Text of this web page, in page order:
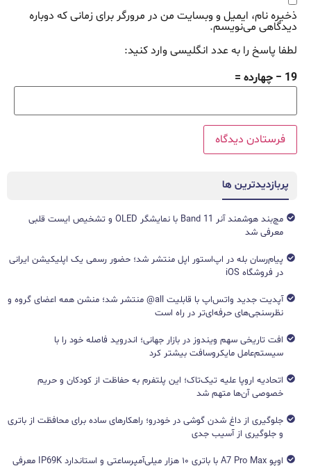
ذخیره نام، ایمیل و وبسایت من در مرورگر برای زمانی که دوباره
دیدگاهی می‌نویسم.
لطفا پاسخ را به عدد انگلیسی وارد کنید:
19 − چهارده =
پربازدیدترین ها
مچ‌بند هوشمند آنر Band 11 با نمایشگر OLED و تشخیص ایست قلبی
معرفی شد
پیام‌رسان بله در اپ‌استور اپل منتشر شد؛ حضور رسمی یک اپلیکیشن ایرانی
در فروشگاه iOS
آپدیت جدید واتس‌اپ با قابلیت all@ منتشر شد؛ منشن همه اعضای گروه و
نظرسنجی‌های حرفه‌ای‌تر در راه است
افت تاریخی سهم ویندوز در بازار جهانی؛ اندروید فاصله خود را با
سیستم‌عامل مایکروسافت بیشتر کرد
اتحادیه اروپا علیه تیک‌تاک؛ این پلتفرم به حفاظت از کودکان و حریم
خصوصی آن‌ها متهم شد
جلوگیری از داغ شدن گوشی در خودرو؛ راهکارهای ساده برای محافظت از باتری
و جلوگیری از آسیب جدی
اوپو A7 Pro Max با باتری ۱۰ هزار میلی‌آمپرساعتی و استاندارد IP69K معرفی